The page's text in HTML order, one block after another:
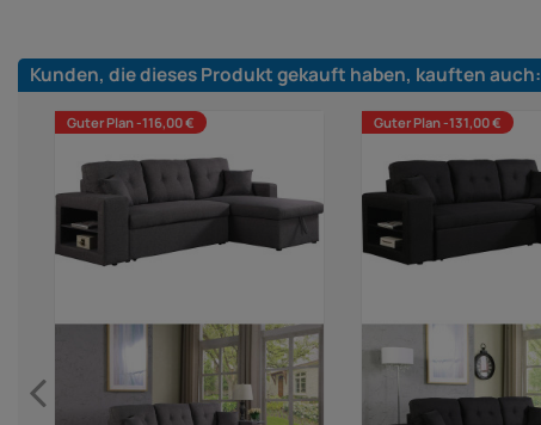
Kunden, die dieses Produkt gekauft haben, kauften auch:
Guter Plan -116,00 € Guter Plan -131,00 €